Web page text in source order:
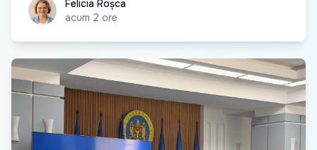
Felicia RoșcaFelicia Roșca
acum 2 ore